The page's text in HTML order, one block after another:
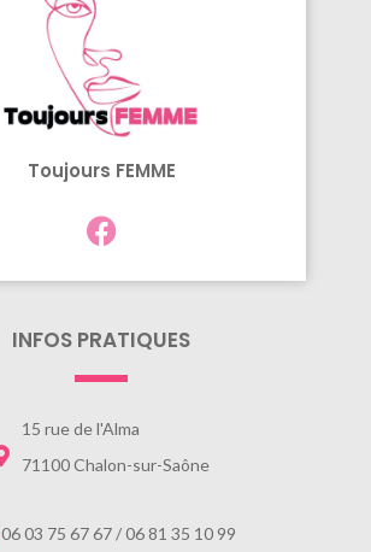
Toujours FEMME
INFOS PRATIQUES
15 rue de l'Alma
71100 Chalon-sur-Saône
06 03 75 67 67 / 06 81 35 10 99